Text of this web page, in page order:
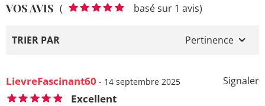
VOS AVIS ( basé sur 1 avis)
TRIER PAR Pertinence
Signaler
LievreFascinant60 - 14 septembre 2025
Excellent